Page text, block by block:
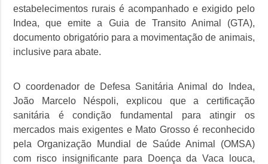
estabelecimentos rurais é acompanhado e exigido pelo
Indea, que emite a Guia de Transito Animal (GTA),
documento obrigatório para a movimentação de animais,
inclusive para abate.
O coordenador de Defesa Sanitária Animal do Indea,
João Marcelo Néspoli, explicou que a certificação
sanitária é condição fundamental para atingir os
mercados mais exigentes e Mato Grosso é reconhecido
pela Organização Mundial de Saúde Animal (OMSA)
com risco insignificante para Doença da Vaca louca,